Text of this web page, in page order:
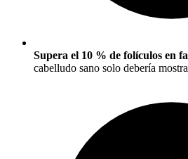
Supera el 10 % de folículos en
cabelludo sano solo debería